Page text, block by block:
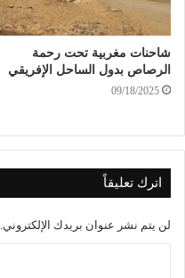
شاحنات مغربية تحت رحمة
الرصاص بدول الساحل الإفريقي
09/18/2025
اترك تعليقاً
لن يتم نشر عنوان بريدك الإلكتروني.